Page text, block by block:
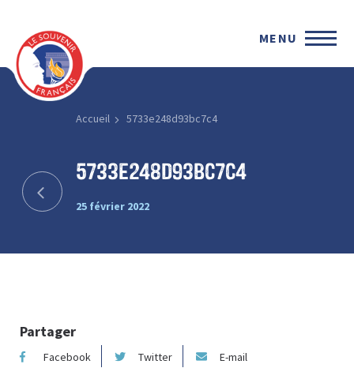
MENU
Accueil 5733e248d93bc7c4
5733e248d93bc7c4
25 février 2022
Partager
Facebook Twitter E-mail